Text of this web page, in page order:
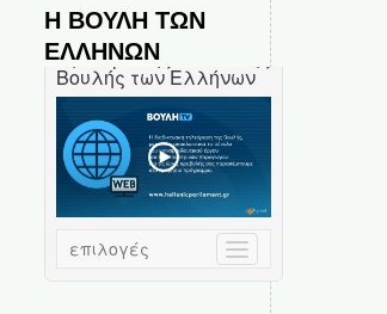
Η ΒΟΥΛΗ ΤΩΝ
ΕΛΛΗΝΩΝ